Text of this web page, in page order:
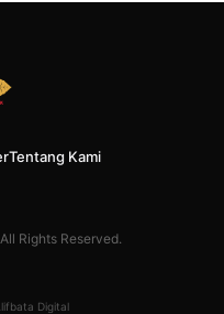
Tentang Kami
Rights Reserved.
Digital